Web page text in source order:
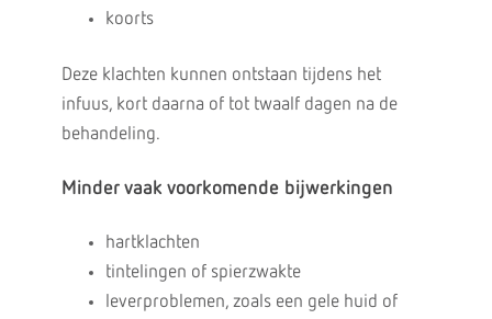
koorts
Deze klachten kunnen ontstaan tijdens het
infuus, kort daarna of tot twaalf dagen na de
behandeling.
Minder vaak voorkomende bijwerkingen
hartklachten
tintelingen of spierzwakte
leverproblemen, zoals een gele huid of